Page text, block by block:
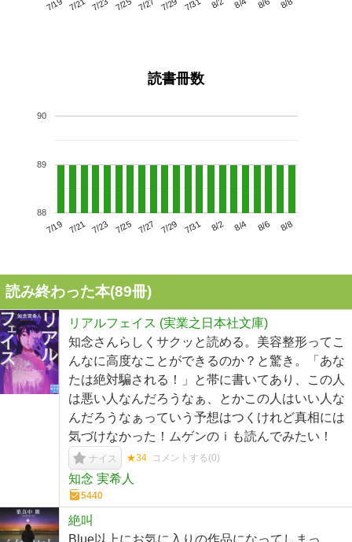
7/19 7/21 7/23 7/25 7/27 7/29 7/31 8/2 8/4 8/6 8/8
読書冊数
7/19 7/21 7/23 7/25 7/27 7/29 7/31 8/2 8/4 8/6 8/8
88
89
90
読み終わった本(89冊)
リアルフェイス (実業之日本社文庫)
知念さんらしくサクッと読める。美容整形ってこ
んなに高度なことができるのか？と驚き。「あな
たは絶対騙される！」と帯に書いてあり、この人
は悪い人なんだろうなぁ、とかこの人はいい人な
んだろうなぁっていう予想はつくけれど真相には
気づけなかった！ムゲンのｉも読んでみたい！
ナイス ★34 コメントする(0)
知念 実希人
5440
絶叫
Blue以上にお気に入りの作品になってしまっ